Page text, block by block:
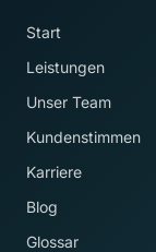
Start
Leistungen
Unser Team
Kundenstimmen
Karriere
Blog
Glossar